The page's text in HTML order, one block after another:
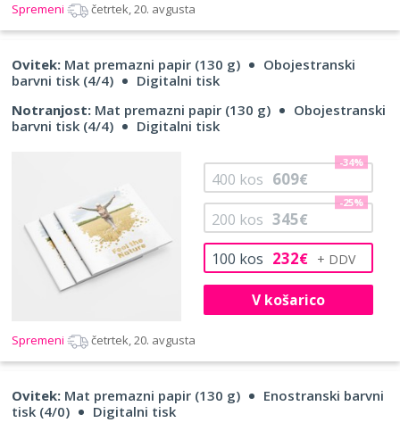
Spremeni četrtek, 20. avgusta
Ovitek: Mat premazni papir (130 g)
Obojestranski
barvni tisk (4/4)
Digitalni tisk
Notranjost: Mat premazni papir (130 g)
Obojestranski
barvni tisk (4/4)
Digitalni tisk
100 kos 232€
200 kos 345€
-25%
400 kos 609€
-34%
V košarico
Spremeni četrtek, 20. avgusta
Ovitek: Mat premazni papir (130 g)
Enostranski barvni
tisk (4/0)
Digitalni tisk